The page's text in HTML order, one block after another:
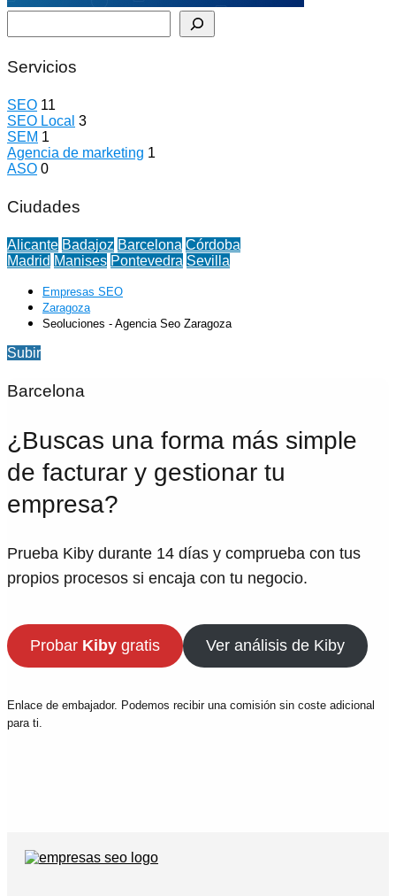
Servicios
SEO 11
SEO Local 3
SEM 1
Agencia de marketing 1
ASO 0
Ciudades
Alicante Badajoz Barcelona Córdoba
Madrid Manises Pontevedra Sevilla
Empresas SEO
Zaragoza
Seoluciones - Agencia Seo Zaragoza
Subir
Barcelona
¿Buscas una forma más simple
de facturar y gestionar tu
empresa?
Prueba Kiby durante 14 días y comprueba con tus
propios procesos si encaja con tu negocio.
Probar Kibygratis Ver análisis de Kiby
Enlace de embajador. Podemos recibir una comisión sin coste adicional
para ti.